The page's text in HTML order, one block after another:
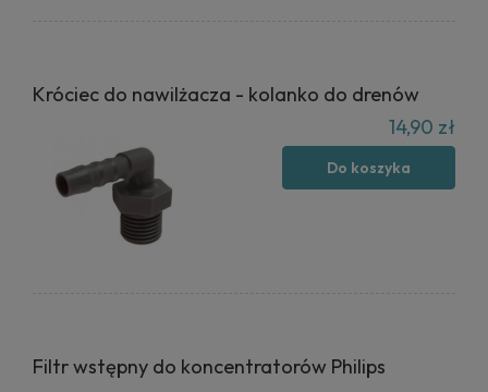
Króciec do nawilżacza - kolanko do drenów
14,90 zł
Do koszyka
Filtr wstępny do koncentratorów Philips